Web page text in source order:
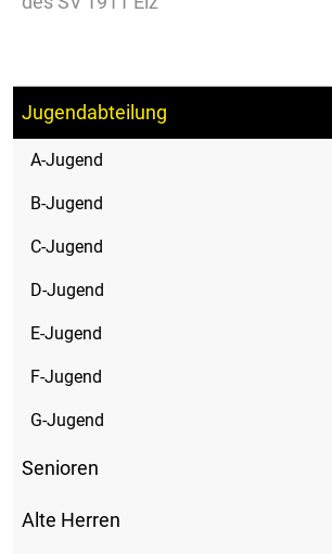
Jugendabteilung
A-Jugend
B-Jugend
C-Jugend
D-Jugend
E-Jugend
F-Jugend
G-Jugend
Senioren
Alte Herren